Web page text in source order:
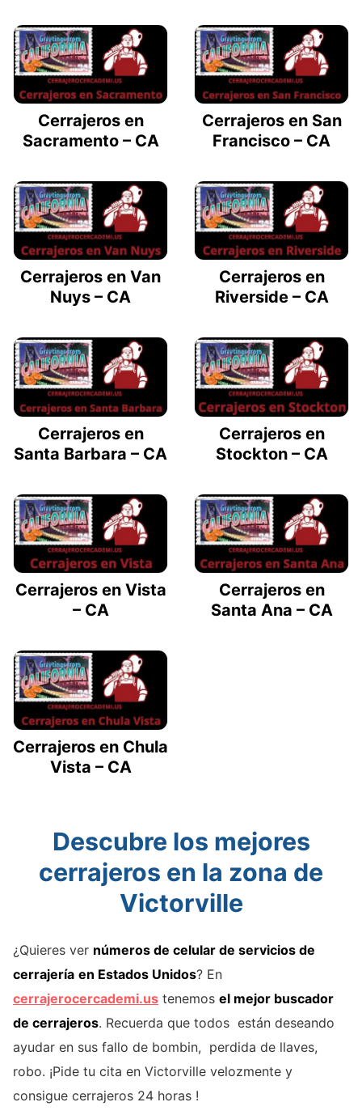
Cerrajeros en
Sacramento – CA
Cerrajeros en San
Francisco – CA
Cerrajeros en Van
Nuys – CA
Cerrajeros en
Riverside – CA
Cerrajeros en
Santa Barbara – CA
Cerrajeros en
Stockton – CA
Cerrajeros en Vista
– CA
Cerrajeros en
Santa Ana – CA
Cerrajeros en Chula
Vista – CA
Descubre los mejores
cerrajeros en la zona de
Victorville
¿Quieres ver números de celular de servicios de
cerrajería en Estados Unidos? En
cerrajerocercademi.us tenemos el mejor buscador
de cerrajeros. Recuerda que todos están deseando
ayudar en sus fallo de bombin, perdida de llaves,
robo. ¡Pide tu cita en Victorville velozmente y
consigue cerrajeros 24 horas !